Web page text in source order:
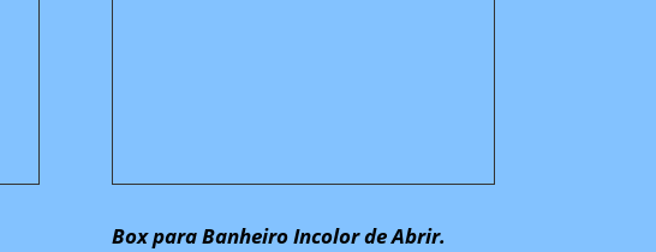
Box para Banheiro Incolor de Abrir.